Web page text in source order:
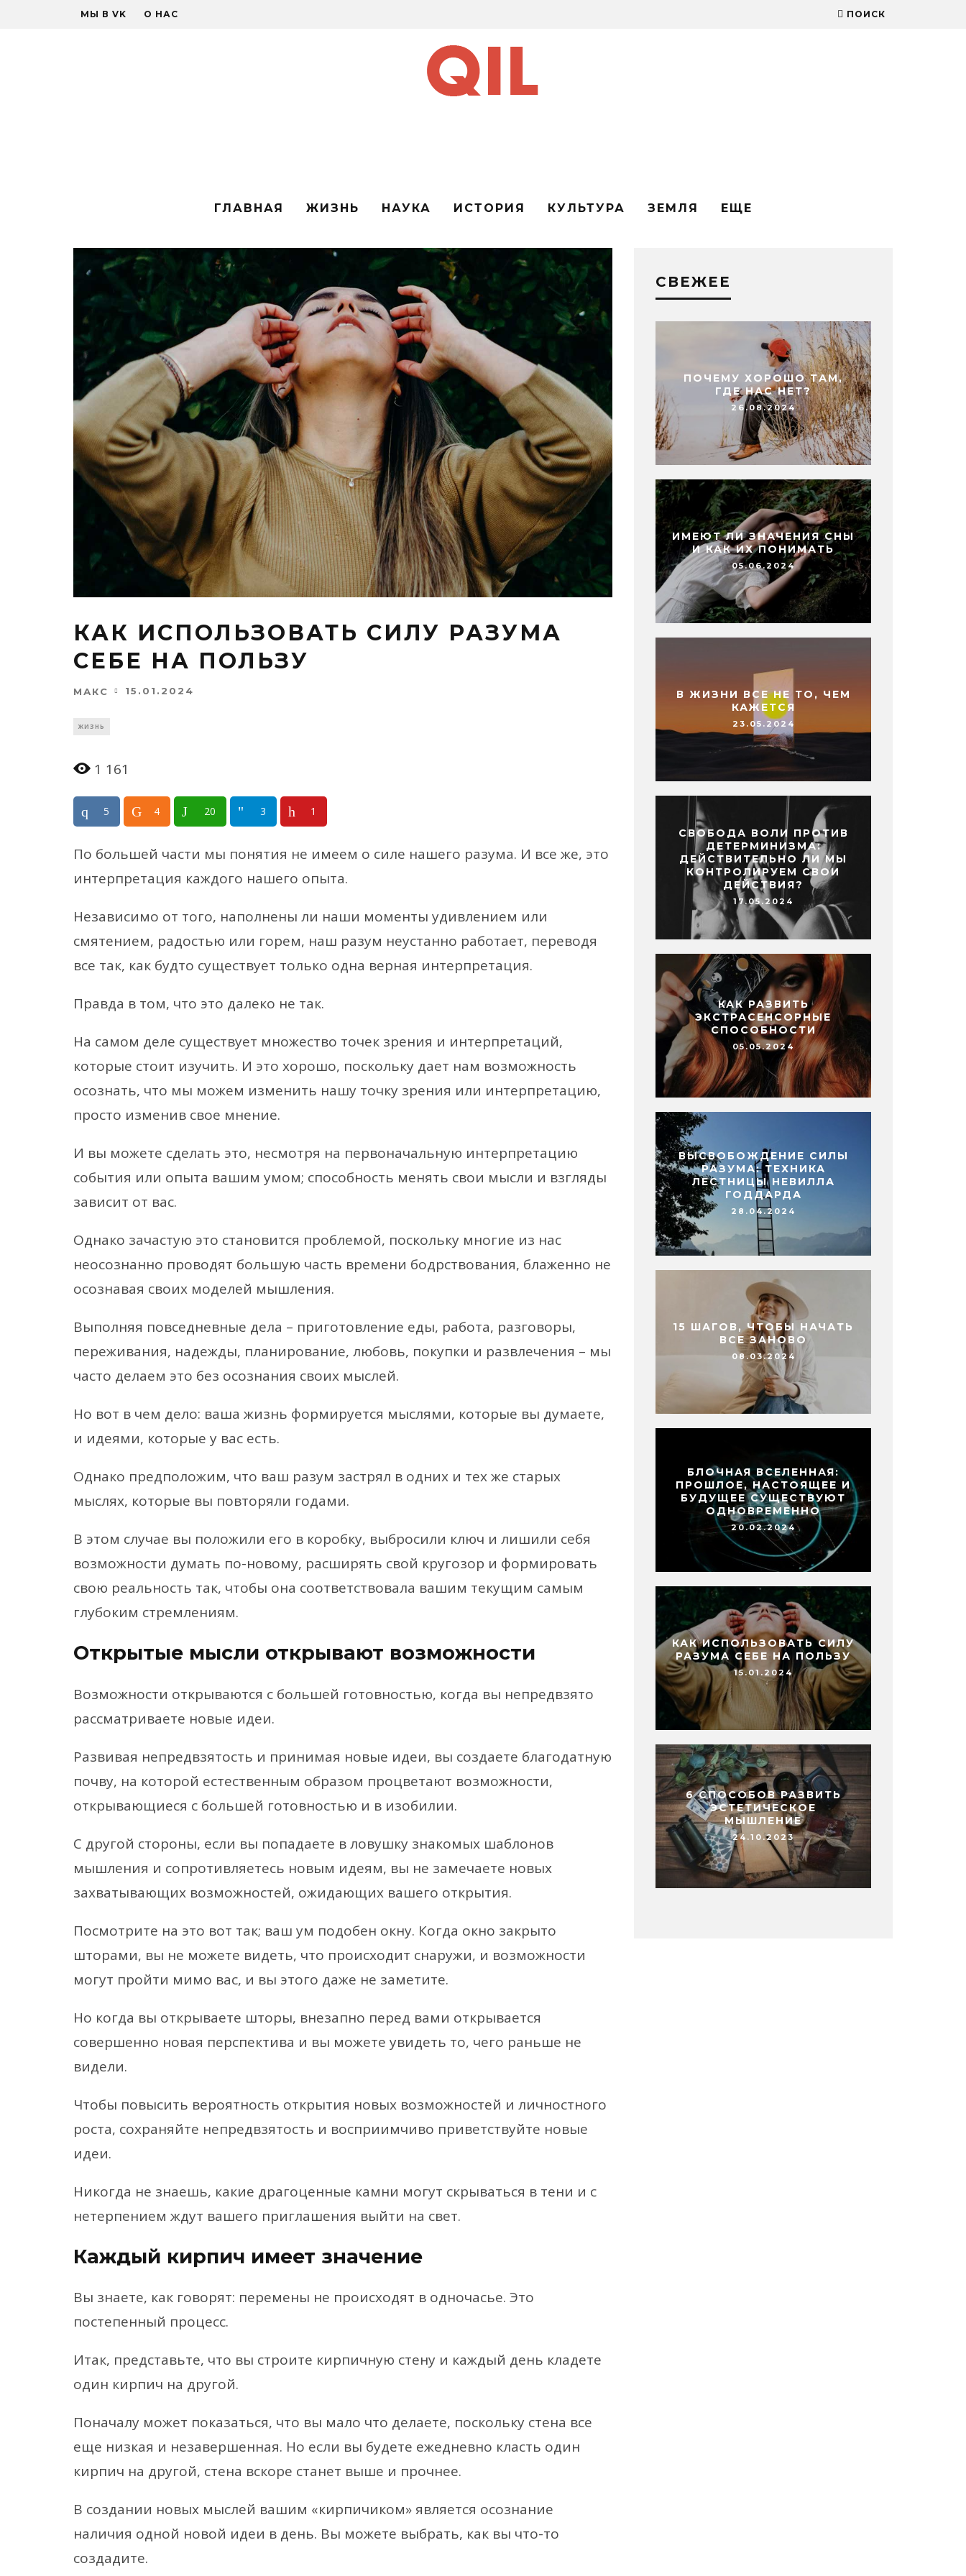
МЫ В VK О НАС ПОИСК
ГЛАВНАЯ ЖИЗНЬ НАУКА ИСТОРИЯ КУЛЬТУРА ЗЕМЛЯ ЕЩЕ
КАК ИСПОЛЬЗОВАТЬ СИЛУ РАЗУМА
СЕБЕ НА ПОЛЬЗУ
МАКС 15.01.2024
ЖИЗНЬ
1 161
5 4 20 3 1
По большей части мы понятия не имеем о силе нашего разума. И все же, это
интерпретация каждого нашего опыта.
Независимо от того, наполнены ли наши моменты удивлением или
смятением, радостью или горем, наш разум неустанно работает, переводя
все так, как будто существует только одна верная интерпретация.
Правда в том, что это далеко не так.
На самом деле существует множество точек зрения и интерпретаций,
которые стоит изучить. И это хорошо, поскольку дает нам возможность
осознать, что мы можем изменить нашу точку зрения или интерпретацию,
просто изменив свое мнение.
И вы можете сделать это, несмотря на первоначальную интерпретацию
события или опыта вашим умом; способность менять свои мысли и взгляды
зависит от вас.
Однако зачастую это становится проблемой, поскольку многие из нас
неосознанно проводят большую часть времени бодрствования, блаженно не
осознавая своих моделей мышления.
Выполняя повседневные дела – приготовление еды, работа, разговоры,
переживания, надежды, планирование, любовь, покупки и развлечения – мы
часто делаем это без осознания своих мыслей.
Но вот в чем дело: ваша жизнь формируется мыслями, которые вы думаете,
и идеями, которые у вас есть.
Однако предположим, что ваш разум застрял в одних и тех же старых
мыслях, которые вы повторяли годами.
В этом случае вы положили его в коробку, выбросили ключ и лишили себя
возможности думать по-новому, расширять свой кругозор и формировать
свою реальность так, чтобы она соответствовала вашим текущим самым
глубоким стремлениям.
Открытые мысли открывают возможности
Возможности открываются с большей готовностью, когда вы непредвзято
рассматриваете новые идеи.
Развивая непредвзятость и принимая новые идеи, вы создаете благодатную
почву, на которой естественным образом процветают возможности,
открывающиеся с большей готовностью и в изобилии.
С другой стороны, если вы попадаете в ловушку знакомых шаблонов
мышления и сопротивляетесь новым идеям, вы не замечаете новых
захватывающих возможностей, ожидающих вашего открытия.
Посмотрите на это вот так; ваш ум подобен окну. Когда окно закрыто
шторами, вы не можете видеть, что происходит снаружи, и возможности
могут пройти мимо вас, и вы этого даже не заметите.
Но когда вы открываете шторы, внезапно перед вами открывается
совершенно новая перспектива и вы можете увидеть то, чего раньше не
видели.
Чтобы повысить вероятность открытия новых возможностей и личностного
роста, сохраняйте непредвзятость и восприимчиво приветствуйте новые
идеи.
Никогда не знаешь, какие драгоценные камни могут скрываться в тени и с
нетерпением ждут вашего приглашения выйти на свет.
Каждый кирпич имеет значение
Вы знаете, как говорят: перемены не происходят в одночасье. Это
постепенный процесс.
Итак, представьте, что вы строите кирпичную стену и каждый день кладете
один кирпич на другой.
Поначалу может показаться, что вы мало что делаете, поскольку стена все
еще низкая и незавершенная. Но если вы будете ежедневно класть один
кирпич на другой, стена вскоре станет выше и прочнее.
В создании новых мыслей вашим «кирпичиком» является осознание
наличия одной новой идеи в день. Вы можете выбрать, как вы что-то
создадите.
СВЕЖЕЕ
ПОЧЕМУ ХОРОШО ТАМ,
ГДЕ НАС НЕТ?
26.08.2024
ИМЕЮТ ЛИ ЗНАЧЕНИЯ СНЫ
И КАК ИХ ПОНИМАТЬ
05.06.2024
В ЖИЗНИ ВСЕ НЕ ТО, ЧЕМ
КАЖЕТСЯ
23.05.2024
СВОБОДА ВОЛИ ПРОТИВ
ДЕТЕРМИНИЗМА:
ДЕЙСТВИТЕЛЬНО ЛИ МЫ
КОНТРОЛИРУЕМ СВОИ
ДЕЙСТВИЯ?
17.05.2024
КАК РАЗВИТЬ
ЭКСТРАСЕНСОРНЫЕ
СПОСОБНОСТИ
05.05.2024
ВЫСВОБОЖДЕНИЕ СИЛЫ
РАЗУМА: ТЕХНИКА
ЛЕСТНИЦЫ НЕВИЛЛА
ГОДДАРДА
28.04.2024
15 ШАГОВ, ЧТОБЫ НАЧАТЬ
ВСЕ ЗАНОВО
08.03.2024
БЛОЧНАЯ ВСЕЛЕННАЯ:
ПРОШЛОЕ, НАСТОЯЩЕЕ И
БУДУЩЕЕ СУЩЕСТВУЮТ
ОДНОВРЕМЕННО
20.02.2024
КАК ИСПОЛЬЗОВАТЬ СИЛУ
РАЗУМА СЕБЕ НА ПОЛЬЗУ
15.01.2024
6 СПОСОБОВ РАЗВИТЬ
ЭСТЕТИЧЕСКОЕ
МЫШЛЕНИЕ
24.10.2023